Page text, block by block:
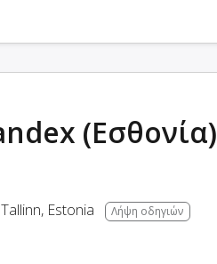
(Εσθονία)
Tallinn, Estonia Λήψη οδηγιών